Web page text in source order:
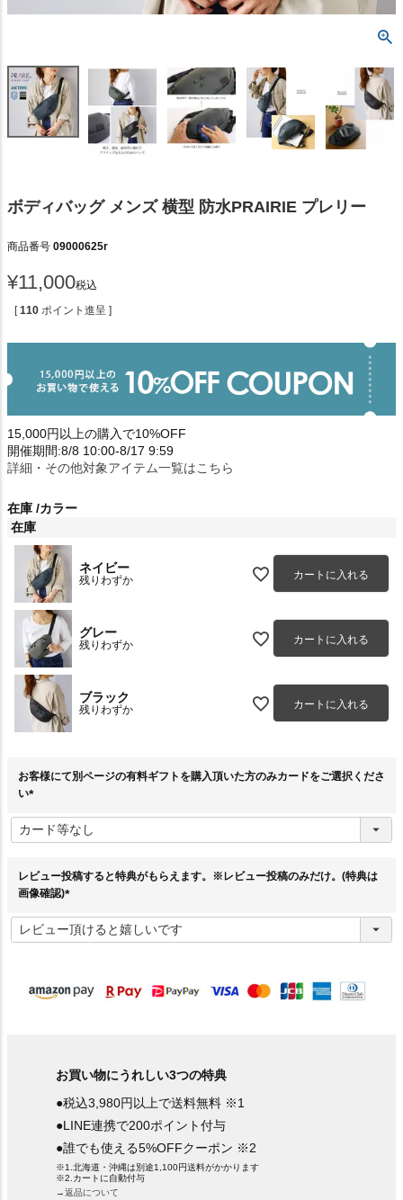
ボディバッグ メンズ 横型 防水PRAIRIE プレリー
商品番号 09000625r
¥11,000税込
[ 110 ポイント進呈 ]
15,000円以上の購入で10%OFF
開催期間:8/8 10:00-8/17 9:59
詳細・その他対象アイテム一覧はこちら
在庫 カラー
在庫
ネイビー
残りわずか カートに入れる
グレー
残りわずか カートに入れる
ブラック
残りわずか カートに入れる
お客様にて別ページの有料ギフトを購入頂いた方のみカードをご選択くださ
い
必
須
レビュー投稿すると特典がもらえます。※レビュー投稿のみだけ。(特典は
画像確認)
必
須
お買い物にうれしい3つの特典
●税込3,980円以上で送料無料 ※1
●LINE連携で200ポイント付与
●誰でも使える5%OFFクーポン ※2
※1.北海道・沖縄は別途1,100円送料がかかります
※2.カートに自動付与
→返品について